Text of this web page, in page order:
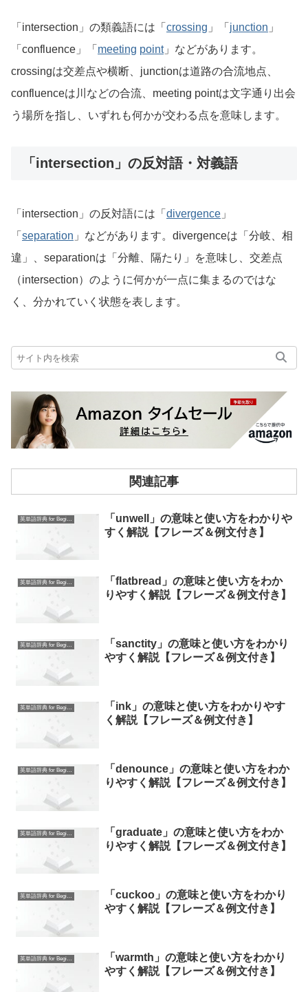
「intersection」の類義語には「 crossing 」「 junction 」
「confluence」「 meeting point」などがあります。
crossingは交差点や横断、junctionは道路の合流地点、
confluenceは川などの合流、meeting pointは文字通り出会
う場所を指し、いずれも何かが交わる点を意味します。
「intersection」の反対語・対義語
「intersection」の反対語には「 divergence 」
「 separation 」などがあります。divergenceは「分岐、相
違」、separationは「分離、隔たり」を意味し、交差点
（intersection）のように何かが一点に集まるのではな
く、分かれていく状態を表します。
関連記事
英単語辞典 for Beginners
「unwell」の意味と使い方をわかりや
すく解説【フレーズ＆例文付き】
英単語辞典 for Beginners
「flatbread」の意味と使い方をわか
りやすく解説【フレーズ＆例文付き】
英単語辞典 for Beginners
「sanctity」の意味と使い方をわかり
やすく解説【フレーズ＆例文付き】
英単語辞典 for Beginners
「ink」の意味と使い方をわかりやす
く解説【フレーズ＆例文付き】
英単語辞典 for Beginners
「denounce」の意味と使い方をわか
りやすく解説【フレーズ＆例文付き】
英単語辞典 for Beginners
「graduate」の意味と使い方をわか
りやすく解説【フレーズ＆例文付き】
英単語辞典 for Beginners
「cuckoo」の意味と使い方をわかり
やすく解説【フレーズ＆例文付き】
英単語辞典 for Beginners
「warmth」の意味と使い方をわかり
やすく解説【フレーズ＆例文付き】